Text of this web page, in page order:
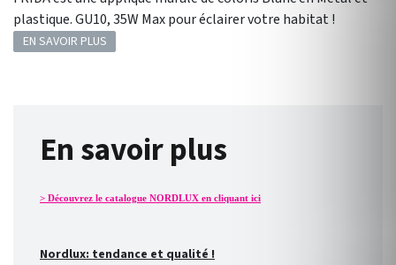
plastique. GU10, 35W Max pour éclairer votre habitat !
EN SAVOIR PLUS
En savoir plus
> Découvrez le catalogue NORDLUX en cliquant ici
Nordlux: tendance et qualité !